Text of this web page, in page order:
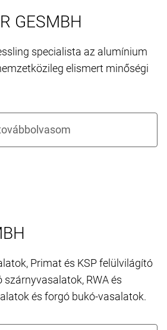
GESMBH
specialista az alumínium
elismert minőségi
Primat és KSP felülvilágító
szárnyvasalatok, RWA és
és forgó bukó-vasalatok.